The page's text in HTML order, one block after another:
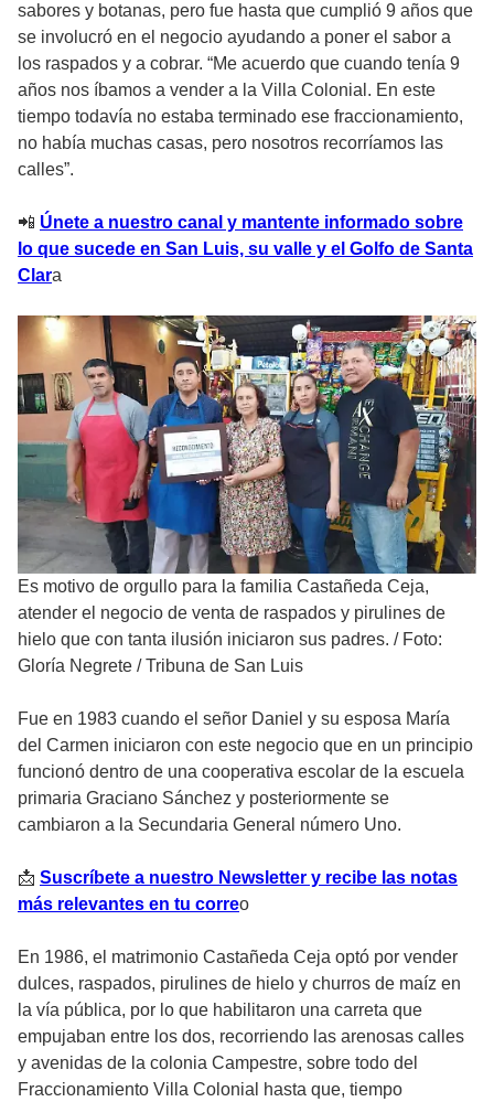
sabores y botanas, pero fue hasta que cumplió 9 años que
se involucró en el negocio ayudando a poner el sabor a
los raspados y a cobrar. “Me acuerdo que cuando tenía 9
años nos íbamos a vender a la Villa Colonial. En este
tiempo todavía no estaba terminado ese fraccionamiento,
no había muchas casas, pero nosotros recorríamos las
calles”.
📲 Únete a nuestro canal y mantente informado sobre
lo que sucede en San Luis, su valle y el Golfo de Santa
Clara
Es motivo de orgullo para la familia Castañeda Ceja,
atender el negocio de venta de raspados y pirulines de
hielo que con tanta ilusión iniciaron sus padres. / Foto:
Gloría Negrete / Tribuna de San Luis
Fue en 1983 cuando el señor Daniel y su esposa María
del Carmen iniciaron con este negocio que en un principio
funcionó dentro de una cooperativa escolar de la escuela
primaria Graciano Sánchez y posteriormente se
cambiaron a la Secundaria General número Uno.
📩 Suscríbete a nuestro Newsletter y recibe las notas
más relevantes en tu correo
En 1986, el matrimonio Castañeda Ceja optó por vender
dulces, raspados, pirulines de hielo y churros de maíz en
la vía pública, por lo que habilitaron una carreta que
empujaban entre los dos, recorriendo las arenosas calles
y avenidas de la colonia Campestre, sobre todo del
Fraccionamiento Villa Colonial hasta que, tiempo